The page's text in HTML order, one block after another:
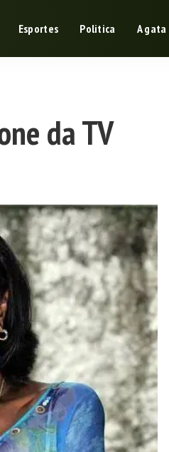
Esportes Politica A
da TV